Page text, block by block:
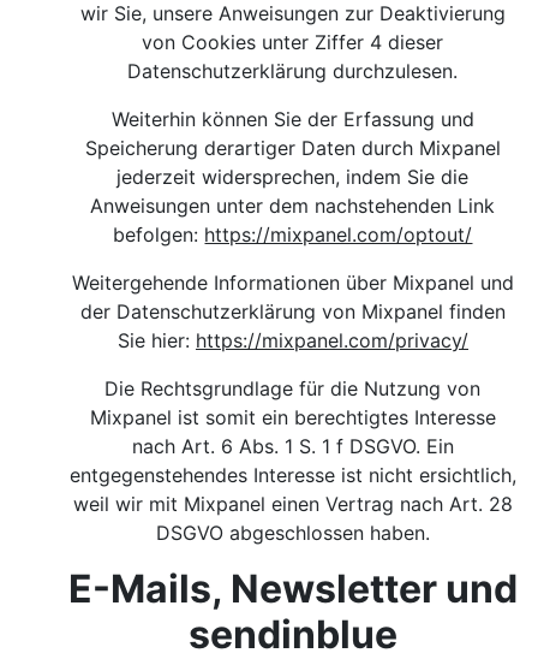
wir Sie, unsere Anweisungen zur Deaktivierung
von Cookies unter Ziffer 4 dieser
Datenschutzerklärung durchzulesen.
Weiterhin können Sie der Erfassung und
Speicherung derartiger Daten durch Mixpanel
jederzeit widersprechen, indem Sie die
Anweisungen unter dem nachstehenden Link
befolgen: https://mixpanel.com/optout/
Weitergehende Informationen über Mixpanel und
der Datenschutzerklärung von Mixpanel finden
Sie hier: https://mixpanel.com/privacy/
Die Rechtsgrundlage für die Nutzung von
Mixpanel ist somit ein berechtigtes Interesse
nach Art. 6 Abs. 1 S. 1 f DSGVO. Ein
entgegenstehendes Interesse ist nicht ersichtlich,
weil wir mit Mixpanel einen Vertrag nach Art. 28
DSGVO abgeschlossen haben.
E-Mails, Newsletter und
sendinblue